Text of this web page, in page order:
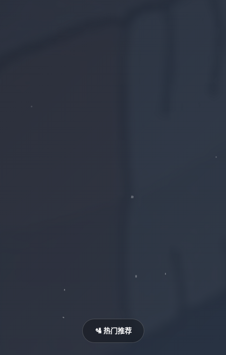
🛂 热门推荐